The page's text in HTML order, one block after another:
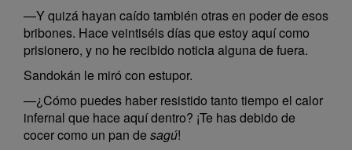
—Y quizá hayan caído también otras en poder de esos
bribones. Hace veintiséis días que estoy aquí como
prisionero, y no he recibido noticia alguna de fuera.
Sandokán le miró con estupor.
—¿Cómo puedes haber resistido tanto tiempo el calor
infernal que hace aquí dentro? ¡Te has debido de
cocer como un pan de sagú!